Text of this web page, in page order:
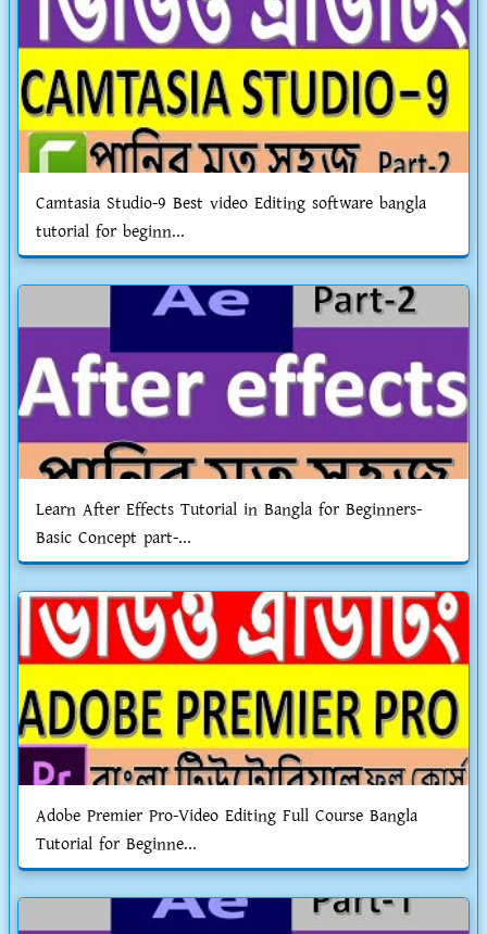
Camtasia Studio-9 Best video Editing software bangla
tutorial for beginn...
Learn After Effects Tutorial in Bangla for Beginners-
Basic Concept part-...
Adobe Premier Pro-Video Editing Full Course Bangla
Tutorial for Beginne...